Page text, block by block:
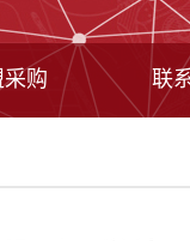
购 联